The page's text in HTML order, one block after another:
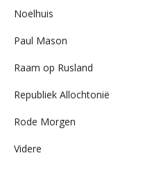
Noelhuis
Paul Mason
Raam op Rusland
Republiek Allochtonië
Rode Morgen
Videre